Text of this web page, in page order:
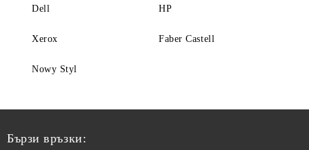
Dell HP
Xerox Faber Castell
Nowy Styl
Бързи връзки: